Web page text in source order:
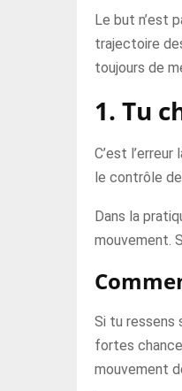
Le but n’est
trajectoire
toujours de
1. Tu
C’est
le contrôle
Dans la
mouvement.
Si tu ressens
fortes
mouvement